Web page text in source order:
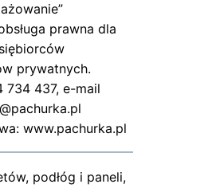
prawna dla
prywatnych.
734 437, e-mail
www.pachurka.pl
podłóg i paneli,